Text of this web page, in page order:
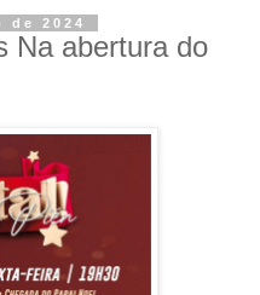
de 2024
Na abertura do